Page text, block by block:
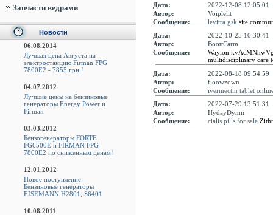
Запчасти ведрами
Новости
06.08.2014
Лучшая цена Августа на
электростанцию Firman FPG
7800E2 - 7855 грн !
04.07.2012
Лучшие цены на бензиновые
генераторы Energy Power и
Firman
03.03.2012
Бензогенераторы FORTE
FG6500E и FIRMAN FPG
7800E2 по сниженным ценам!
12.01.2012
Новое поступление:
Бензиновые генераторы
EISEMANN H2801, S6401
10.08.2011
Дата:
2022-12-08 12:05:01
Автор:
Voiplelit
Сообщение:
levitra gsk site
Дата:
2022-10-25 10:30:41
Автор:
BoottCarm
Сообщение:
Waylon
multidisciplinary care
Дата:
2022-08-18 09:54:59
Автор:
floowzown
Сообщение:
ivermectin tablet
Дата:
2022-07-29 13:51:31
Автор:
HydayDymn
Сообщение:
cialis pills for sale